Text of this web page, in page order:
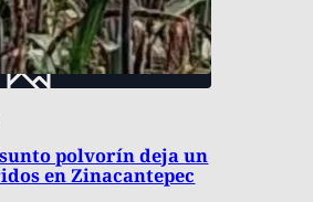
polvorín deja un
en Zinacantepec